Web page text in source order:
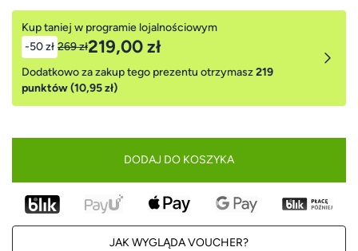
Kup taniej w programie lojalnościowym
-50 zł 269 zł219,00 zł
Dodatkowo za zakup tego prezentu otrzymasz219
punktów (10,95 zł)
DODAJ DO KOSZYKA
JAK WYGLĄDA VOUCHER?